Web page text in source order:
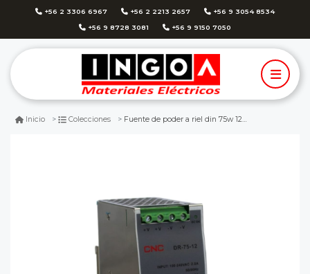
+56 2 3306 6967 +56 2 2213 2657 +56 9 3054 8534
+56 9 8728 3081 +56 9 9150 7050
Inicio Colecciones Fuente de poder a riel din 75w 12vdc 6.3a - cnc